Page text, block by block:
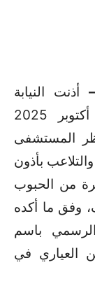
أذنت النيابة
العمومية بالكاف اليوم الجمعة 3 أكتوبر 2025
المستشفى
بأذون
من الحبوب
وفق ما أكده
باسم
العياري في